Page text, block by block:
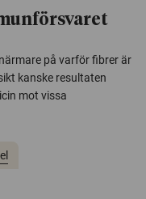
på varför fibrer är
kanske resultaten
mot vissa